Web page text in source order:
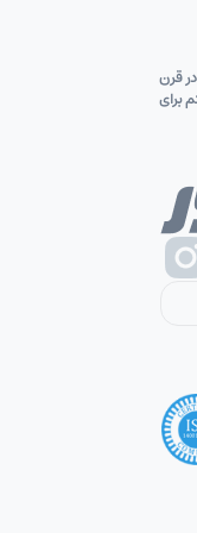
در قرن
برای